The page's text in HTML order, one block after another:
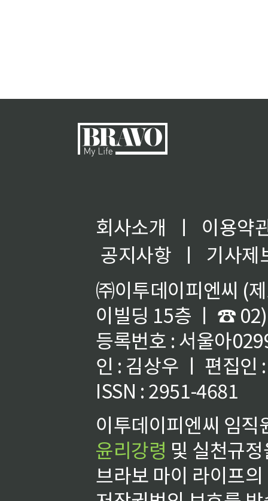
회사소개 ㅣ
이용약
공지사항
ㅣ
기사제
㈜이투데이피엔씨 (
이빌딩 15층 ㅣ ☎
등록번호 : 서울아
인 : 김상우 ㅣ 편집인
ISSN : 2951-4681
이투데이피엔씨 임
윤리강령 및 실천규
브라보 마이 라이프